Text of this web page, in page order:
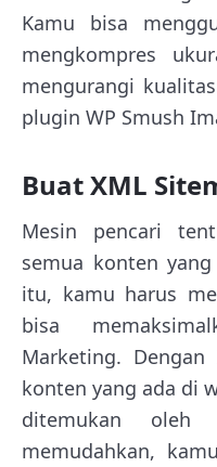
Kamu bisa
mengkompres
mengurangi
plugin WP Smush
Buat XML
Mesin pencari
semua konten
itu, kamu harus
bisa
Marketing.
konten yang ada di
ditemukan oleh
memudahkan,